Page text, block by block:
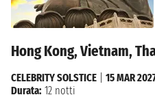
Hong Kong, Vietnam,
CELEBRITY SOLSTICE
15 MAR
Durata: 12 notti